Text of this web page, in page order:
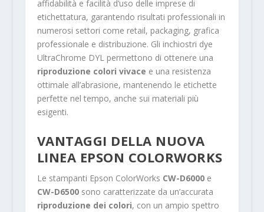
affidabilità e facilità d’uso delle imprese di
etichettatura, garantendo risultati professionali in
numerosi settori come retail, packaging, grafica
professionale e distribuzione. Gli inchiostri dye
UltraChrome DYL permettono di ottenere una
riproduzione colori vivace e una resistenza
ottimale all’abrasione, mantenendo le etichette
perfette nel tempo, anche sui materiali più
esigenti.
VANTAGGI DELLA NUOVA
LINEA EPSON COLORWORKS
Le stampanti Epson ColorWorks CW-D6000e
CW-D6500sono caratterizzate da un’accurata
riproduzione dei colori, con un ampio spettro